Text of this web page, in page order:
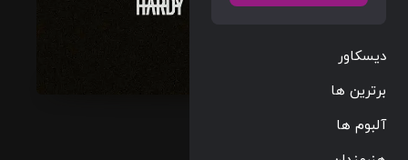
دیسکاور
برترین ها
آلبوم ها
172 BPM
2024/04/19